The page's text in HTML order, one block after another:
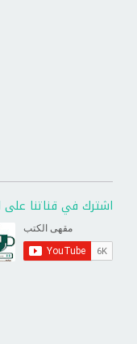
اشترك في قناتنا على